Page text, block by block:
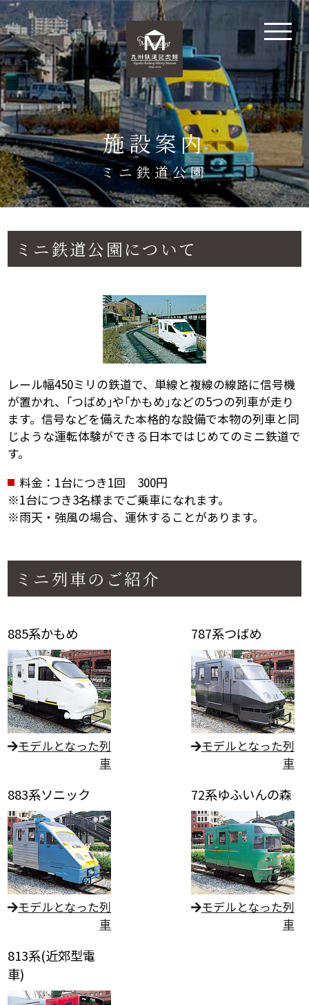
施設案内
ミニ鉄道公園
ミニ鉄道公園について
レール幅450ミリの鉄道で、単線と複線の線路に信号機
が置かれ、｢つばめ｣や｢かもめ｣などの5つの列車が走り
ます。信号などを備えた本格的な設備で本物の列車と同
じような運転体験ができる日本ではじめてのミニ鉄道で
す。
料金： 1台につき1回 300円
※1台につき3名様までご乗車になれます。
※雨天・強風の場合、運休することがあります。
ミニ列車のご紹介
885系かもめ
モデルとなった列
車
787系つばめ
モデルとなった列
車
883系ソニック
モデルとなった列
車
72系ゆふいんの森
モデルとなった列
車
813系(近郊型電
車)